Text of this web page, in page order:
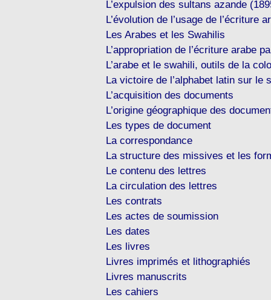
L’expulsion des sultans azande
L’évolution de l’usage de l’écriture
Les Arabes et les Swahilis
L’appropriation de l’écriture arabe
L’arabe et le swahili, outils de la
La victoire de l’alphabet latin sur le
L’acquisition des documents
L’origine géographique des
Les types de document
La correspondance
La structure des missives et les
Le contenu des lettres
La circulation des lettres
Les contrats
Les actes de soumission
Les dates
Les livres
Livres imprimés et lithographiés
Livres manuscrits
Les cahiers